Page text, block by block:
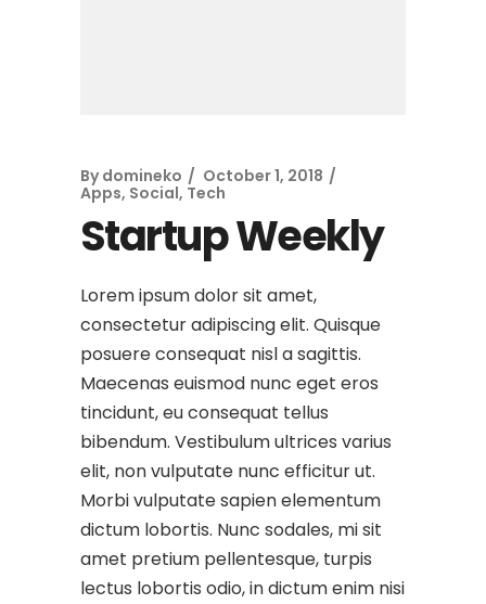
By domineko
October 1, 2018
Apps, Social, Tech
Startup Weekly
Lorem ipsum dolor sit amet,
consectetur adipiscing elit. Quisque
posuere consequat nisl a sagittis.
Maecenas euismod nunc eget eros
tincidunt, eu consequat tellus
bibendum. Vestibulum ultrices varius
elit, non vulputate nunc efficitur ut.
Morbi vulputate sapien elementum
dictum lobortis. Nunc sodales, mi sit
amet pretium pellentesque, turpis
lectus lobortis odio, in dictum enim nisi